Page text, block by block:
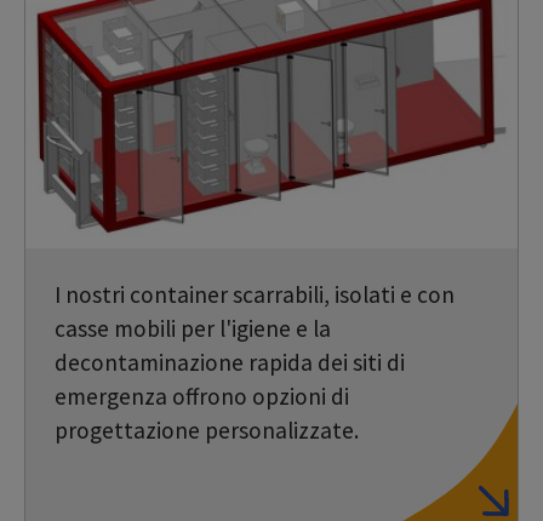
I nostri container scarrabili, isolati e con
casse mobili per l'igiene e la
decontaminazione rapida dei siti di
emergenza offrono opzioni di
progettazione personalizzate.